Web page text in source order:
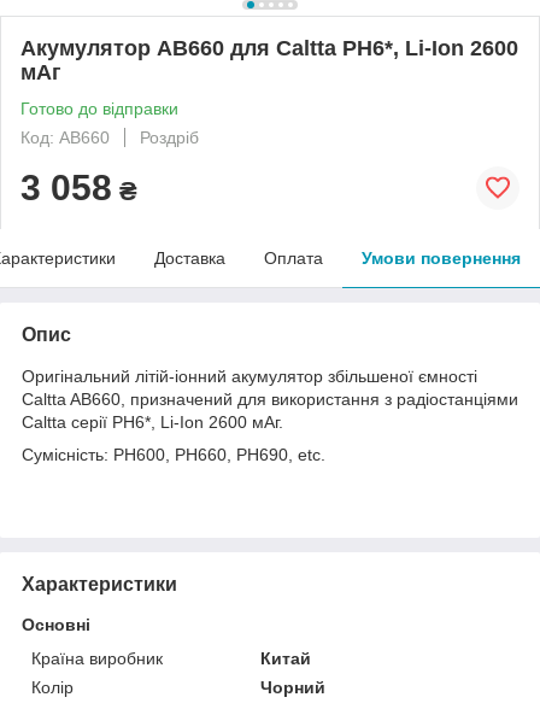
Акумулятор AB660 для Caltta PH6*, Li-Ion 2600
мАг
Готово до відправки
Код: AB660
Роздріб
3 058 ₴
Доставка Оплата Умови повернення
Опис
Оригінальний літій-іонний акумулятор збільшеної ємності
Caltta AB660, призначений для використання з радіостанціями
Caltta серії PH6*, Li-Ion 2600 мАг.
Сумісність: PH600, PH660, PH690, etc.
Характеристики
Основні
Країна виробник
Китай
Колір
Чорний